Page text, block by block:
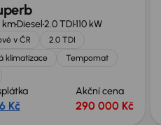
kmDiesel2.0 TDI110 kW
v ČR
2.0 TDI
klimatizace
Tempomat
Kč
Akční cena
290 000 Kč
30 000 Kč